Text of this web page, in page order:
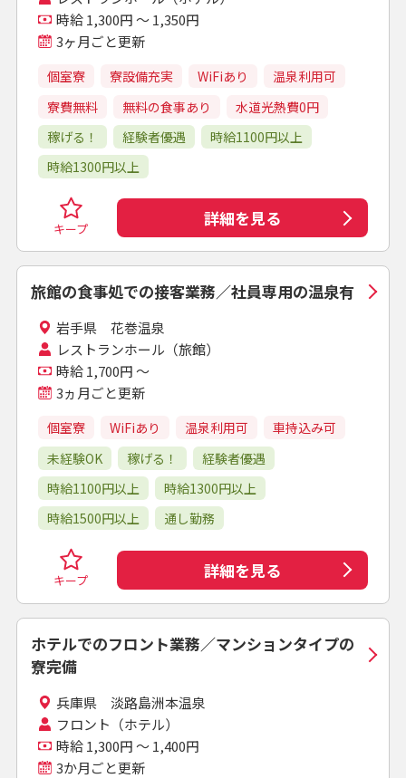
時給 1,300円 ～ 1,350円
3ヶ月ごと更新
個室寮 寮設備充実 WiFiあり
温泉利用可
寮費無料
無料の食事あり
水道光熱費0円
稼げる！
経験者優遇
時給1100円以上
時給1300円以上
キープ 詳細を見る
旅館の食事処での接客業務／社員専用の温泉有
岩手県 花巻温泉
レストランホール（旅館）
時給 1,700円 ～
3ヵ月ごと更新
個室寮 WiFiあり 温泉利用可
車持込み可
未経験OK
稼げる！
経験者優遇
時給1100円以上
時給1300円以上
時給1500円以上
通し勤務
キープ 詳細を見る
ホテルでのフロント業務／マンションタイプの
寮完備
兵庫県 淡路島洲本温泉
フロント（ホテル）
時給 1,300円 ～ 1,400円
3か月ごと更新